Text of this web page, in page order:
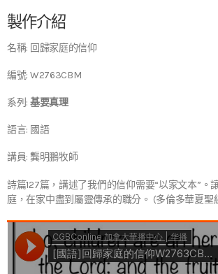
製作介紹
名稱: 回歸家庭的信仰
編號: W2763CBM
系列: 基要真理
語言: 國語
講員: 龔明鵬牧師
詩篇127篇，講述了我們的信仰需要“以家文本”。
庭，在家中盡到屬靈傳承的職分。 (多倫多華夏聖